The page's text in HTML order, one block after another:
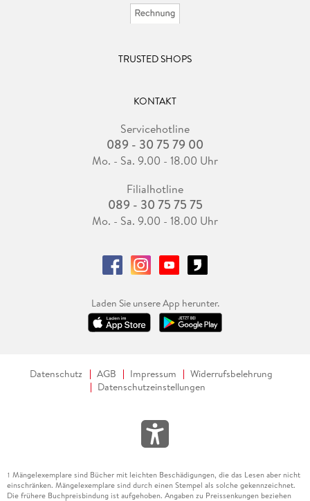
TRUSTED SHOPS
KONTAKT
Servicehotline
089 - 30 75 79 00
Mo. - Sa. 9.00 - 18.00 Uhr
Filialhotline
089 - 30 75 75 75
Mo. - Sa. 9.00 - 18.00 Uhr
Laden Sie unsere App herunter.
Datenschutz AGB Impressum
Widerrufsbelehrung
Datenschutzeinstellungen
1 Mängelexemplare sind Bücher mit leichten Beschädigungen, die das Lesen aber nicht
einschränken. Mängelexemplare sind durch einen Stempel als solche gekennzeichnet.
Die frühere Buchpreisbindung ist aufgehoben. Angaben zu Preissenkungen beziehen